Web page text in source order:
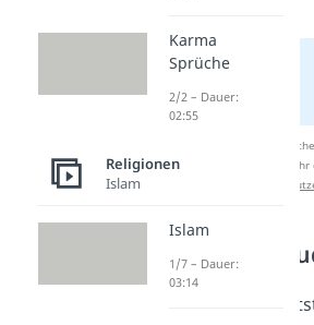
Nach Beantwortung
Studyflix zu verbessern.
Glauben im
Für Buddhisten
Karma
Sprüche
2/2 – Dauer:
02:55
Religionen
Islam
Islam
1/7 – Dauer:
03:14